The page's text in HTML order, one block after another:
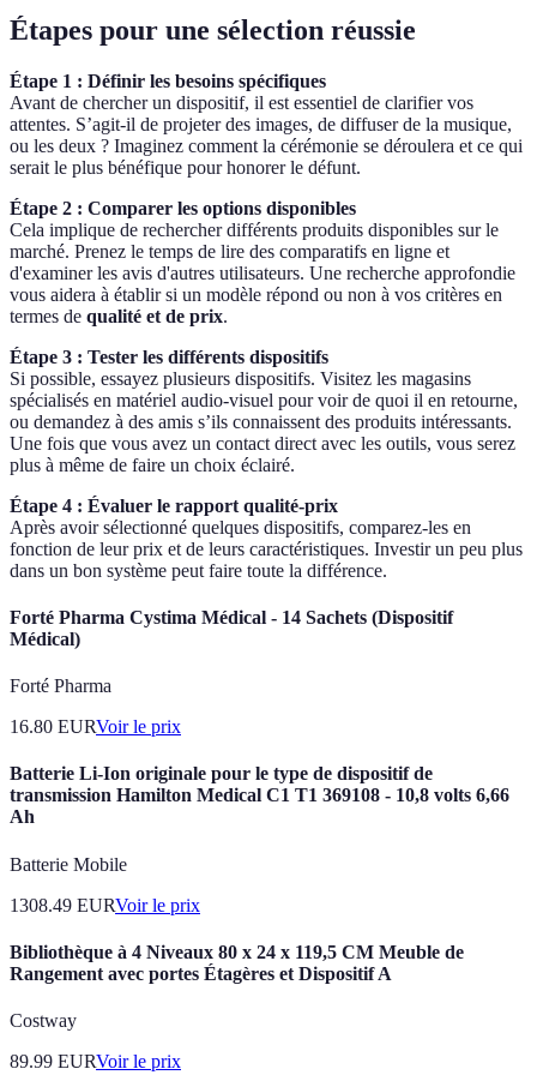
Étapes pour une sélection réussie
Étape 1 : Définir les besoins spécifiques
Avant de chercher un dispositif, il est essentiel de clarifier vos
attentes. S’agit-il de projeter des images, de diffuser de la musique,
ou les deux ? Imaginez comment la cérémonie se déroulera et ce qui
serait le plus bénéfique pour honorer le défunt.
Étape 2 : Comparer les options disponibles
Cela implique de rechercher différents produits disponibles sur le
marché. Prenez le temps de lire des comparatifs en ligne et
d'examiner les avis d'autres utilisateurs. Une recherche approfondie
vous aidera à établir si un modèle répond ou non à vos critères en
termes de qualité et de prix.
Étape 3 : Tester les différents dispositifs
Si possible, essayez plusieurs dispositifs. Visitez les magasins
spécialisés en matériel audio-visuel pour voir de quoi il en retourne,
ou demandez à des amis s’ils connaissent des produits intéressants.
Une fois que vous avez un contact direct avec les outils, vous serez
plus à même de faire un choix éclairé.
Étape 4 : Évaluer le rapport qualité-prix
Après avoir sélectionné quelques dispositifs, comparez-les en
fonction de leur prix et de leurs caractéristiques. Investir un peu plus
dans un bon système peut faire toute la différence.
Forté Pharma Cystima Médical - 14 Sachets (Dispositif
Médical)
Forté Pharma
16.80 EURVoir le prix
Batterie Li-Ion originale pour le type de dispositif de
transmission Hamilton Medical C1 T1 369108 - 10,8 volts 6,66
Ah
Batterie Mobile
1308.49 EURVoir le prix
Bibliothèque à 4 Niveaux 80 x 24 x 119,5 CM Meuble de
Rangement avec portes Étagères et Dispositif A
Costway
89.99 EURVoir le prix